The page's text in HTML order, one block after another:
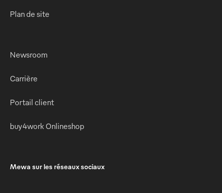
Plan de site
Newsroom
Carrière
Portail client
buy4work Onlineshop
Mewa sur les réseaux sociaux